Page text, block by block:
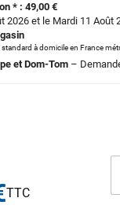
* : 49,00 €
2026 et le Mardi 11 Août
à domicile en France
et Dom-Tom –